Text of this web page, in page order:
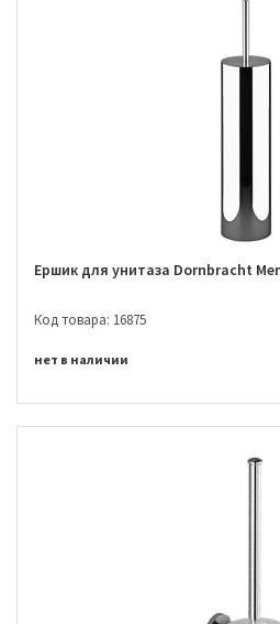
Ершик для унитаза Dornbracht
Код товара: 16875
нет в наличии